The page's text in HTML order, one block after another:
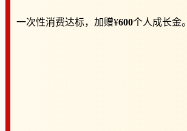
一次性消费达标，加赠¥600个人成长金。